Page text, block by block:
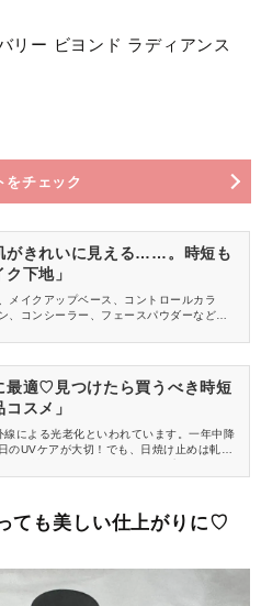
ー ビヨンド ラディアンス
をチェック
がきれいに見える……。時短も
下地」
メイクアップベース、コントロールカラ
、コンシーラー、フェースパウダーなどな
大変ですよね。今回は、1本で何役も担って
プ シークレット インスタント トーンアッ
最適♡見つけたら買うべき時短
スメ」
線による光老化といわれています。一年中降
のUVケアが大切！でも、日焼け止めは軋み
リクシール)のUV乳液。スキンケア感覚でサ
理なく習慣化できるかも♡
ても美しい仕上がりに♡